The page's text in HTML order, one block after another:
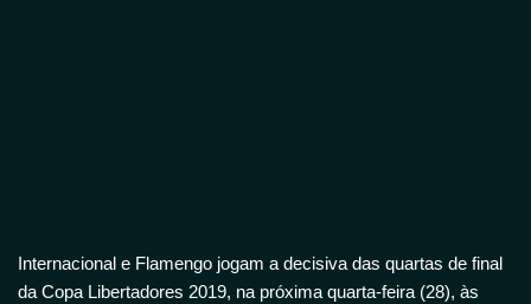
Internacional e Flamengo jogam a decisiva das quartas de final
da Copa Libertadores 2019, na próxima quarta-feira (28), às